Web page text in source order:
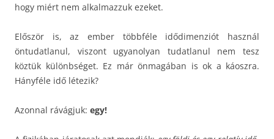
hogy miért nem alkalmazzuk ezeket.
Először is, az ember többféle idődimenziót használ
öntudatlanul, viszont ugyanolyan tudatlanul nem tesz
köztük különbséget. Ez már önmagában is ok a káoszra.
Hányféle idő létezik?
Azonnal rávágjuk: egy!